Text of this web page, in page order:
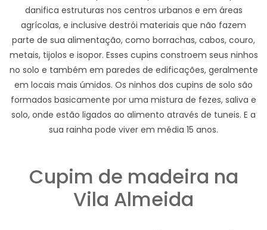
danifica estruturas nos centros urbanos e em áreas
agrícolas, e inclusive destrói materiais que não fazem
parte de sua alimentação, como borrachas, cabos, couro,
metais, tijolos e isopor. Esses cupins constroem seus ninhos
no solo e também em paredes de edificações, geralmente
em locais mais úmidos. Os ninhos dos cupins de solo são
formados basicamente por uma mistura de fezes, saliva e
solo, onde estão ligados ao alimento através de tuneis. E a
sua rainha pode viver em média 15 anos.
Cupim de madeira na
Vila Almeida